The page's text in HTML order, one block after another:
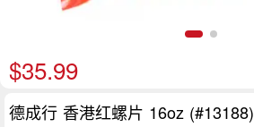
$35.99
德成行 香港红螺片 16oz (#13188)